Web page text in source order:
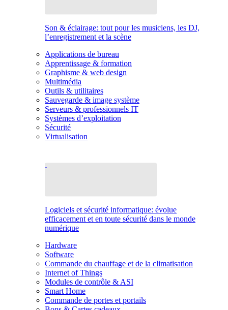
Son & éclairage: tout pour les musiciens, les DJ,
l’enregistrement et la scène
Applications de bureau
Apprentissage & formation
Graphisme & web design
Multimédia
Outils & utilitaires
Sauvegarde & image système
Serveurs & professionnels IT
Systèmes d’exploitation
Sécurité
Virtualisation
Logiciels et sécurité informatique: évolue
efficacement et en toute sécurité dans le monde
numérique
Hardware
Software
Commande du chauffage et de la climatisation
Internet of Things
Modules de contrôle & ASI
Smart Home
Commande de portes et portails